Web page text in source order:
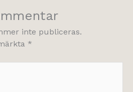
inte publiceras.
*